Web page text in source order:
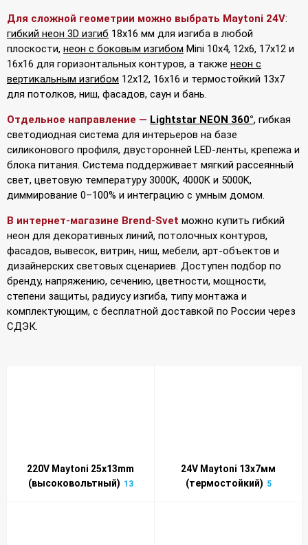
Для сложной геометрии можно выбрать Maytoni 24V:
гибкий неон 3D изгиб 18x16 мм для изгиба в любой
плоскости, неон с боковым изгибом Mini 10x4, 12x6, 17x12 и
16x16 для горизонтальных контуров, а также неон с
вертикальным изгибом 12x12, 16x16 и термостойкий 13x7
для потолков, ниш, фасадов, саун и бань.
Отдельное направление — Lightstar NEON 360°, гибкая
светодиодная система для интерьеров на базе
силиконового профиля, двусторонней LED-ленты, крепежа и
блока питания. Система поддерживает мягкий рассеянный
свет, цветовую температуру 3000K, 4000K и 5000K,
диммирование 0–100% и интеграцию с умным домом.
В интернет-магазине Brend-Svet можно купить гибкий
неон для декоративных линий, потолочных контуров,
фасадов, вывесок, витрин, ниш, мебели, арт-объектов и
дизайнерских световых сценариев. Доступен подбор по
бренду, напряжению, сечению, цветности, мощности,
степени защиты, радиусу изгиба, типу монтажа и
комплектующим, с бесплатной доставкой по России через
СДЭК.
220V Maytoni 25x13mm
(высоковольтный) 13
24V Maytoni 13x7мм
(термостойкий) 5